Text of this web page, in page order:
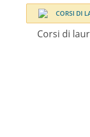
Corsi di